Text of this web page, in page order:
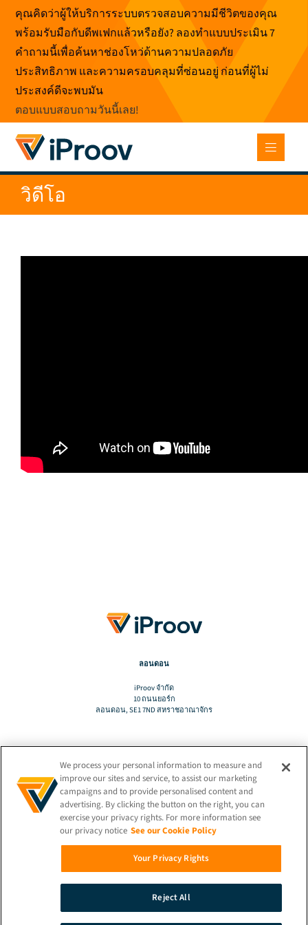
ข้าม
เนื้อหา
คุณคิดว่าผู้ให้บริการระบบตรวจสอบความมีชีวิตของคุณ
พร้อมรับมือกับดีพเฟกแล้วหรือยัง? ลองทำแบบประเมิน 7
คำถามนี้เพื่อค้นหาช่องโหว่ด้านความปลอดภัย
ประสิทธิภาพ และความครอบคลุมที่ซ่อนอยู่ ก่อนที่ผู้ไม่
ประสงค์ดีจะพบมัน
ตอบแบบสอบถามวันนี้เลย!
วิดีโอ
ลอนดอน
iProov จํากัด
10 ถนนยอร์ก
ลอนดอน, SE1 7ND สหราชอาณาจักร
แปล
TH
เชื่อมต่ออยู่เสมอ!
We process your personal information to measure and
improve our sites and service, to assist our marketing
campaigns and to provide personalised content and
advertising. By clicking the button on the right, you can
exercise your privacy rights. For more information see
our privacy notice See our Cookie Policy
Your Privacy Rights
Reject All